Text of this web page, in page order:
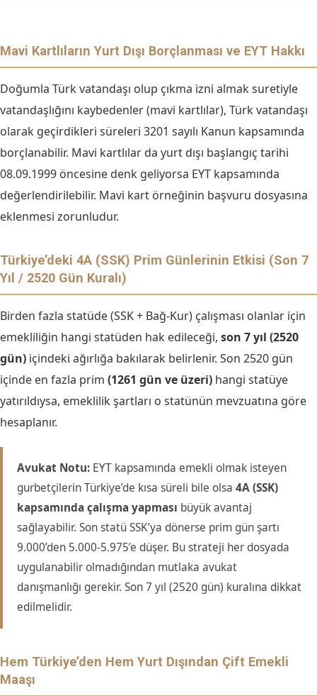
Mavi Kartlıların Yurt Dışı Borçlanması ve EYT Hakkı
Doğumla Türk vatandaşı olup çıkma izni almak suretiyle
vatandaşlığını kaybedenler (mavi kartlılar), Türk vatandaşı
olarak geçirdikleri süreleri 3201 sayılı Kanun kapsamında
borçlanabilir. Mavi kartlılar da yurt dışı başlangıç tarihi
08.09.1999 öncesine denk geliyorsa EYT kapsamında
değerlendirilebilir. Mavi kart örneğinin başvuru dosyasına
eklenmesi zorunludur.
Türkiye’deki 4A (SSK) Prim Günlerinin Etkisi (Son 7
Yıl / 2520 Gün Kuralı)
Birden fazla statüde (SSK + Bağ-Kur) çalışması olanlar için
emekliliğin hangi statüden hak edileceği, son 7 yıl (2520
gün) içindeki ağırlığa bakılarak belirlenir. Son 2520 gün
içinde en fazla prim (1261 gün ve üzeri) hangi statüye
yatırıldıysa, emeklilik şartları o statünün mevzuatına göre
hesaplanır.
Avukat Notu: EYT kapsamında emekli olmak isteyen
gurbetçilerin Türkiye’de kısa süreli bile olsa 4A (SSK)
kapsamında çalışma yapması büyük avantaj
sağlayabilir. Son statü SSK’ya dönerse prim gün şartı
9.000’den 5.000-5.975’e düşer. Bu strateji her dosyada
uygulanabilir olmadığından mutlaka avukat
danışmanlığı gerekir. Son 7 yıl (2520 gün) kuralına dikkat
edilmelidir.
Hem Türkiye’den Hem Yurt Dışından Çift Emekli
Maaşı